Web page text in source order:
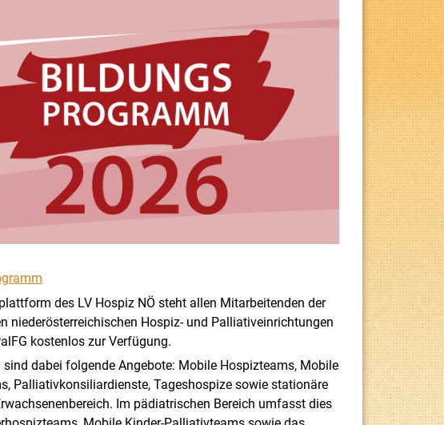
des LV Hospiz NÖ steht allen Mitarbeitenden der
niederösterreichischen Hospiz- und Palliativeinrichtungen
kostenlos zur Verfügung.
sind dabei folgende Angebote: Mobile Hospizteams, Mobile
Palliativkonsiliardienste, Tageshospize sowie stationäre
Im pädiatrischen Bereich umfasst dies